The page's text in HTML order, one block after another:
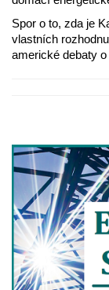
Spor o to, zda je
vlastních
americké debaty